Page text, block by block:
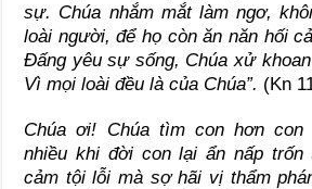
sự. Chúa nhắm mắt làm ngơ,
loài người, để họ còn ăn năn hối
Đấng yêu sự sống, Chúa xử
Vì mọi loài đều là của Chúa”. (Kn
Chúa ơi! Chúa tìm con hơn con
nhiều khi đời con lại ẩn nấp trốn
cảm tội lỗi mà sợ hãi vị thẩm